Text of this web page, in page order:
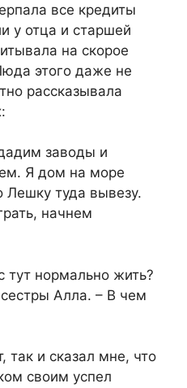
все кредиты
у отца и старшей
на скорое
этого даже не
рассказывала
заводы и
Я дом на море
Лешку туда вывезу.
начнем
тут нормально жить?
Алла. – В чем
так и сказал мне, что
своим успел